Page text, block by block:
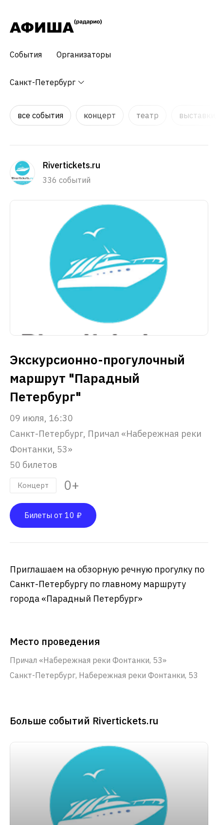
События Организаторы
Санкт-Петербург
все события концерт театр
Rivertickets.ru
336 событий
Экскурсионно-прогулочный
маршрут "Парадный
Петербург"
09 июля, 16:30
Санкт-Петербург, Причал «Набережная реки
Фонтанки, 53»
50 билетов
Концерт 0+
Билеты от 10 ₽
Приглашаем на обзорную речную прогулку по
Санкт-Петербургу по главному маршруту
города «Парадный Петербург»
Место проведения
Причал «Набережная реки Фонтанки, 53»
Санкт-Петербург, Набережная реки Фонтанки, 53
Больше событий Rivertickets.ru